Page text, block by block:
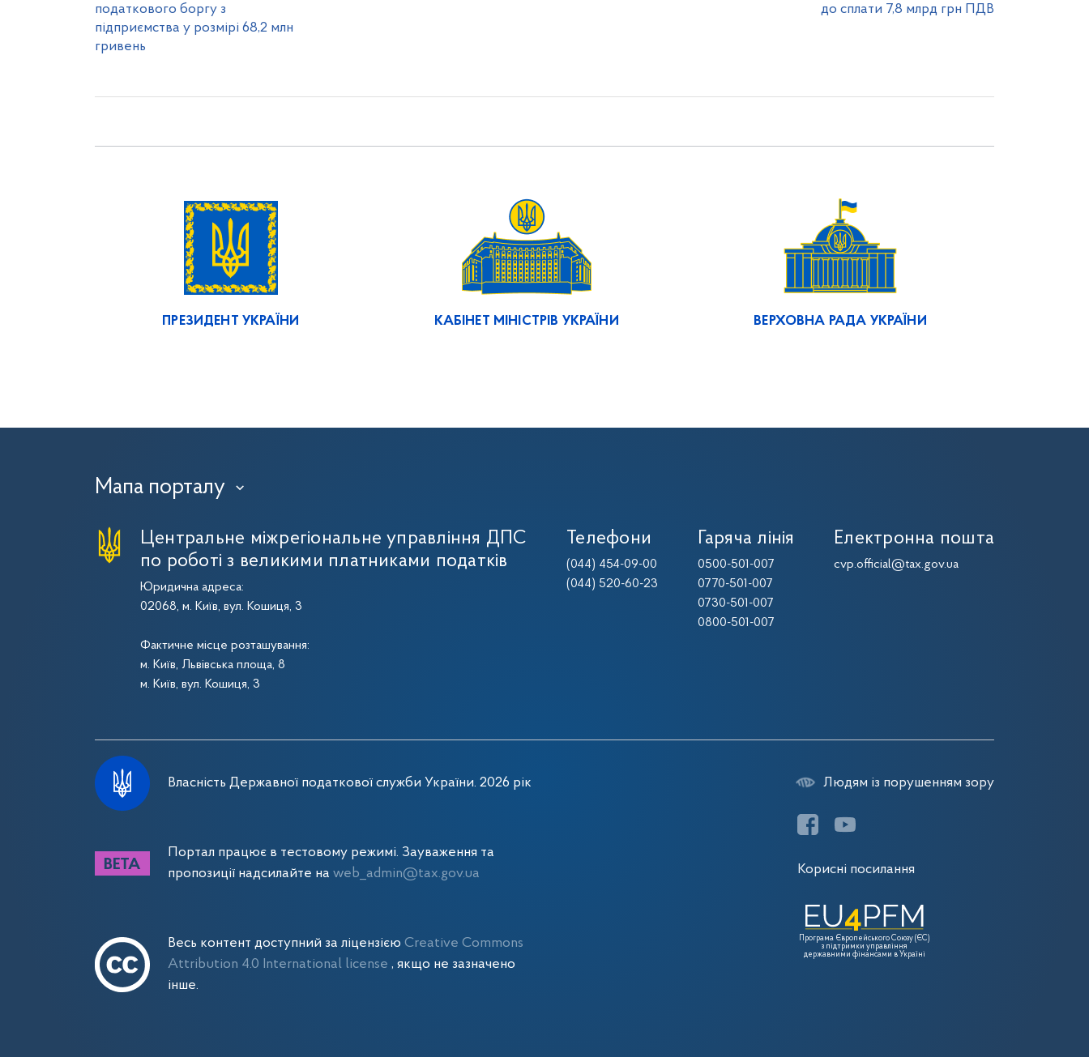
податкового боргу з
підприємства у розмірі 68,2 млн
гривень
до сплати 7,8 млрд грн ПДВ
ПРЕЗИДЕНТ УКРАЇНИ КАБІНЕТ МІНІСТРІВ УКРАЇНИ ВЕРХОВНА РАДА УКРАЇНИ
Мапа порталу ›
Центральне міжрегіональне управління ДПС
по роботі з великими платниками податків
Юридична адреса:
02068, м. Київ, вул. Кошиця, 3
Фактичне місце розташування:
м. Київ, Львівська площа, 8
м. Київ, вул. Кошиця, 3
Телефони
(044) 454-09-00
(044) 520-60-23
Гаряча лінія
0500-501-007
0770-501-007
0730-501-007
0800-501-007
Електронна пошта
cvp.official@tax.gov.ua
Власність Державної податкової служби України. 2026 рік
Портал працює в тестовому режимі. Зауваження та
пропозиції надсилайте на web_admin@tax.gov.ua
Весь контент доступний за ліцензією Creative Commons
Attribution 4.0 International license , якщо не зазначено
інше.
Людям із порушенням зору
Корисні посилання
Програма Європейського Союзу (ЄС)
з підтримки управління
державними фінансами в Україні